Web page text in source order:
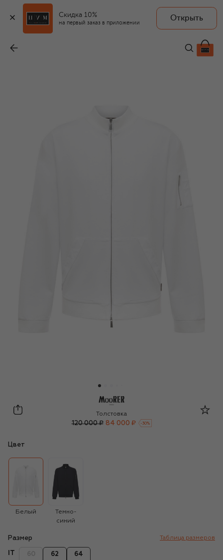
Скидка 10%
на первый заказ в приложении
Открыть
Moorer
Толстовка
120 000 ₽ 84 000 ₽ -30%
Цвет
Белый
Темно-
синий
Размер Таблица размеров
62 64